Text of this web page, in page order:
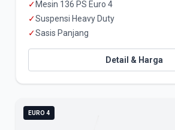
✓ Mesin 136 PS Euro 4
✓Suspensi Heavy Duty
✓Sasis Panjang
Detail & Harga
EURO 4